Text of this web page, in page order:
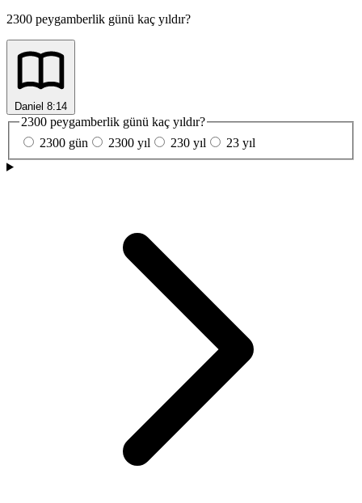
2300 peygamberlik günü kaç yıldır?
Daniel 8:14
2300 peygamberlik günü kaç yıldır?
2300 gün
2300 yıl 230 yıl 23 yıl